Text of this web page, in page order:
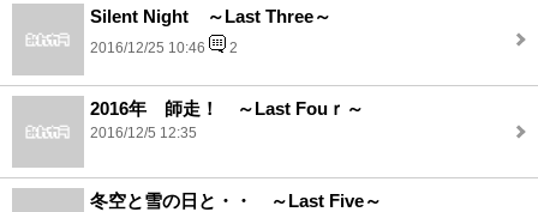
Silent Night ～Last Three～
2016/12/25 10:46 2
2016年 師走！ ～Last Fouｒ～
2016/12/5 12:35
冬空と雪の日と・・ ～Last Five～